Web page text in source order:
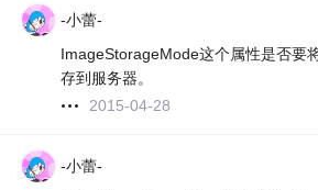
-小蕾-
ImageStorageMode这个属性是否要
存到服务器。
2015-04-28
-小蕾-